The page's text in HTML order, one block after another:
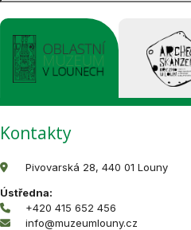
Kontakty
Pivovarská 28, 440 01 Louny
Ústředna:
+420 415 652 456
info@muzeumlouny.cz